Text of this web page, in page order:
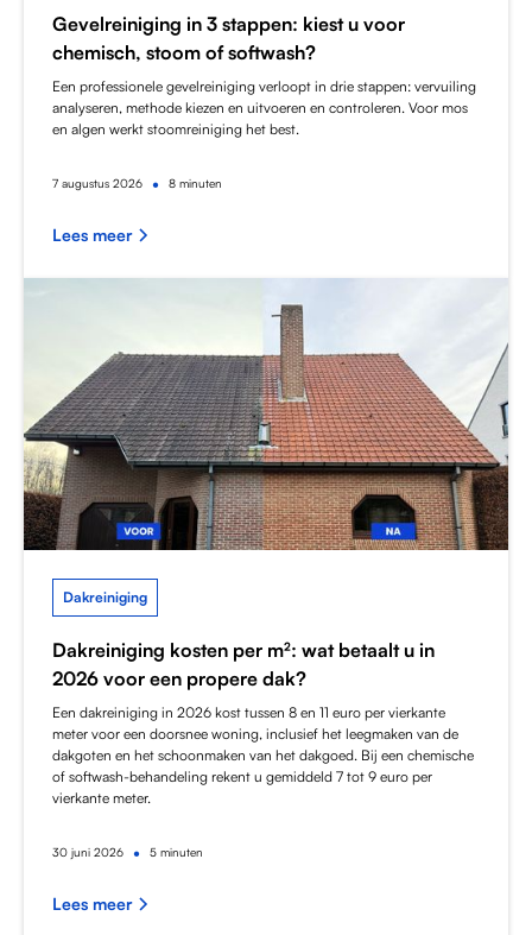
Gevelreiniging in 3 stappen: kiest u voor
chemisch, stoom of softwash?
Een professionele gevelreiniging verloopt in drie stappen: vervuiling
analyseren, methode kiezen en uitvoeren en controleren. Voor mos
en algen werkt stoomreiniging het best.
7 augustus 2026 • 8 minuten
Lees meer
Dakreiniging
Dakreiniging kosten per m²: wat betaalt u in
2026 voor een propere dak?
Een dakreiniging in 2026 kost tussen 8 en 11 euro per vierkante
meter voor een doorsnee woning, inclusief het leegmaken van de
dakgoten en het schoonmaken van het dakgoed. Bij een chemische
of softwash-behandeling rekent u gemiddeld 7 tot 9 euro per
vierkante meter.
30 juni 2026 • 5 minuten
Lees meer